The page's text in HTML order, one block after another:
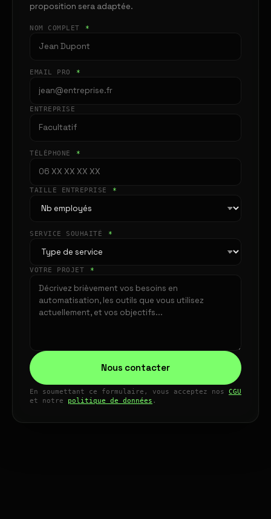
proposition sera adaptée.
NOM COMPLET *
EMAIL PRO *
ENTREPRISE
TÉLÉPHONE *
TAILLE ENTREPRISE *
SERVICE SOUHAITÉ *
VOTRE PROJET *
Nous contacter
En soumettant ce formulaire, vous acceptez nos CGU
et notre politique de données .